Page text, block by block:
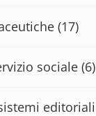
(17)
sociale (6)
editoriali